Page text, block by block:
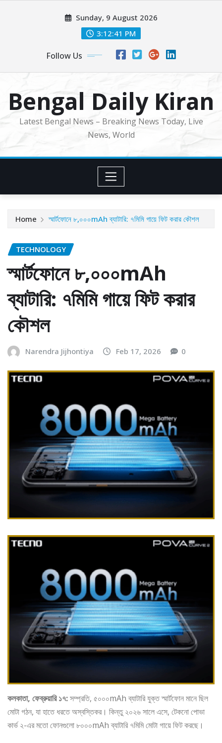
Sunday, 9 August 2026
3:12:42 PM
Follow Us
Bengal Daily Kiran
Latest Bengal News – Breaking News Today, Live
News, World
Home স্মার্টফোনে ৮,০০০mAh ব্যাটারি: ৭মিমি গায়ে ফিট করার কৌশল
TECHNOLOGY
স্মার্টফোনে ৮,০০০mAh
ব্যাটারি: ৭মিমি গায়ে ফিট করার
কৌশল
Narendra Jijhontiya Feb 17, 2026 0
কলকাতা, ফেব্রুয়ারি ১৭:সম্প্রতি, ৫০০০mAh ব্যাটারি যুক্ত স্মার্টফোন মানে ছিল
মোটা গঠন, যা হাতে ধরতে অস্বস্তিকর। কিন্তু ২০২৬ সালে এসে, টেকনো পোভা
কার্ভ ২-এর মতো ফোনগুলো ৮০০০mAh ব্যাটারি ৭মিমি মোটা গায়ে ফিট করছে।